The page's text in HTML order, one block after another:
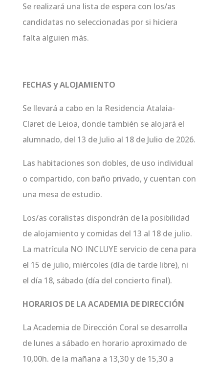
Se realizará una lista de espera con los/as
candidatas no seleccionadas por si hiciera
falta alguien más.
FECHAS y ALOJAMIENTO
Se llevará a cabo en la Residencia Atalaia-
Claret de Leioa, donde también se alojará el
alumnado, del 13 de Julio al 18 de Julio de 2026.
Las habitaciones son dobles, de uso individual
o compartido, con baño privado, y cuentan con
una mesa de estudio.
Los/as coralistas dispondrán de la posibilidad
de alojamiento y comidas del 13 al 18 de julio.
La matrícula NO INCLUYE servicio de cena para
el 15 de julio, miércoles (día de tarde libre), ni
el día 18, sábado (día del concierto final).
HORARIOS DE LA ACADEMIA DE DIRECCIÓN
La Academia de Dirección Coral se desarrolla
de lunes a sábado en horario aproximado de
10,00h. de la mañana a 13,30 y de 15,30 a